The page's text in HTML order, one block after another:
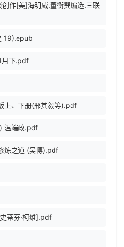
作[美]海明威.董衡巽编选.三联
19).epub
月下.pdf
上、下册(邢其毅等).pdf
温端政.pdf
炼之道 (吴博).pdf
蒂芬·柯维].pdf